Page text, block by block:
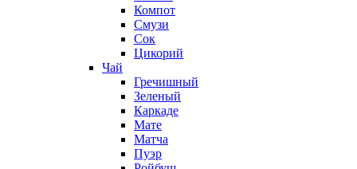
Компот
Смузи
Сок
Цикорий
Чай
Гречишный
Зеленый
Каркаде
Мате
Матча
Пуэр